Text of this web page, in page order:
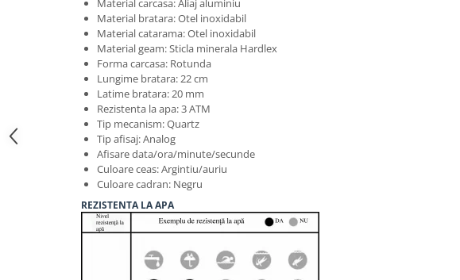
Material carcasa: Aliaj aluminiu
Material bratara: Otel inoxidabil
Material catarama: Otel inoxidabil
Material geam: Sticla minerala Hardlex
Forma carcasa: Rotunda
Lungime bratara: 22 cm
Latime bratara: 20 mm
Rezistenta la apa: 3 ATM
Tip mecanism: Quartz
Tip afisaj: Analog
Afisare data/ora/minute/secunde
Culoare ceas: Argintiu/auriu
Culoare cadran: Negru
REZISTENTA LA APA